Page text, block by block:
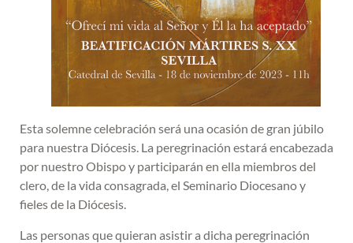
Esta solemne celebración será una ocasión de gran júbilo
para nuestra Diócesis. La peregrinación estará encabezada
por nuestro Obispo y participarán en ella miembros del
clero, de la vida consagrada, el Seminario Diocesano y
fieles de la Diócesis.
Las personas que quieran asistir a dicha peregrinación